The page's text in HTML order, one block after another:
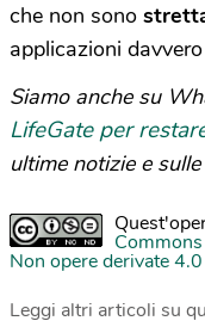
che non sono
applicazioni
Siamo anche su
LifeGate per
ultime notizie e
Non opere derivate
Leggi altri articoli su